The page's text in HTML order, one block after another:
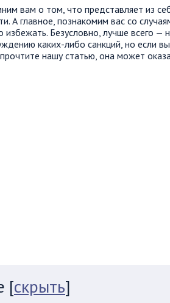
вам о том, что представляет из
А главное, познакомим вас со
Безусловно, лучше всего —
каких-либо санкций, но если
нашу статью, она может
[скрыть]